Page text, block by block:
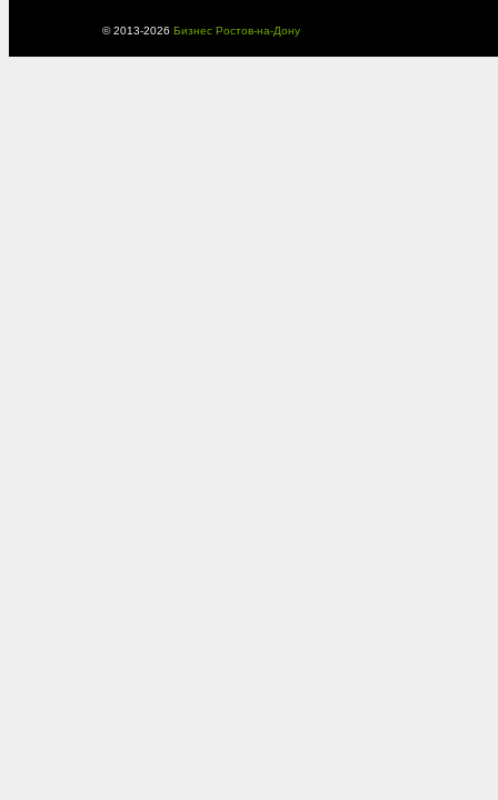
© 2013-2026 Бизнес Ростов-на-Дону